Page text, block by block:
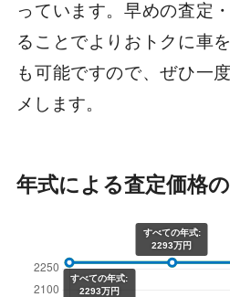
っています。早めの査定
ることでよりおトクに車
も可能ですので、ぜひ一
メします。
年式による査定価格
すべての年式:
2293万円
すべての年式:
2293万円